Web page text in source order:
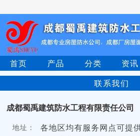
首页 产品 分类 资讯
联系我们
成都蜀禹建筑防水工程有限责任公司
地址：
各地区均有服务网点可提